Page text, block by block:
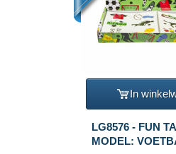
In
LG8576 - FUN
MODEL: